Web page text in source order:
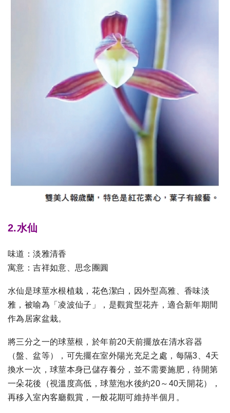
2.水仙
味道：淡雅清香
寓意：吉祥如意、思念團圓
水仙是球莖水根植栽，花色潔白，因外型高雅、香味淡
雅，被喻為「凌波仙子」，是觀賞型花卉，適合新年期間
作為居家盆栽。
將三分之一的球莖根，於年前20天前擺放在清水容器
（盤、盆等），可先擺在室外陽光充足之處，每隔3、4天
換水一次，球莖本身已儲存養分，並不需要施肥，待開第
一朵花後（視溫度高低，球莖泡水後約20～40天開花），
再移入室內客廳觀賞，一般花期可維持半個月。